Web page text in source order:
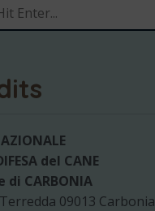
del CANE
di CARBONIA
Terredda 09013 Carbonia